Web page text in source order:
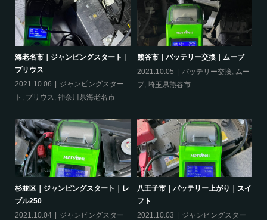
海老名市｜ジャンピングスタート｜
プリウス
2021.10.06
ジャンピングスター
ト , プリウス, 神奈川県海老名市
熊谷市｜バッテリー交換｜ムーブ
2021.10.05
バッテリー交換, ムー
ブ, 埼玉県熊谷市
杉並区｜ジャンピングスタート｜レ
ブル250
2021.10.04
ジャンピングスター
八王子市｜バッテリー上がり｜スイ
フト
2021.10.03
ジャンピングスター